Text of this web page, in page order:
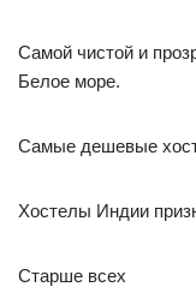
Самой чистой и
Белое море.
Самые дешевые
Хостелы Индии
Старше всех